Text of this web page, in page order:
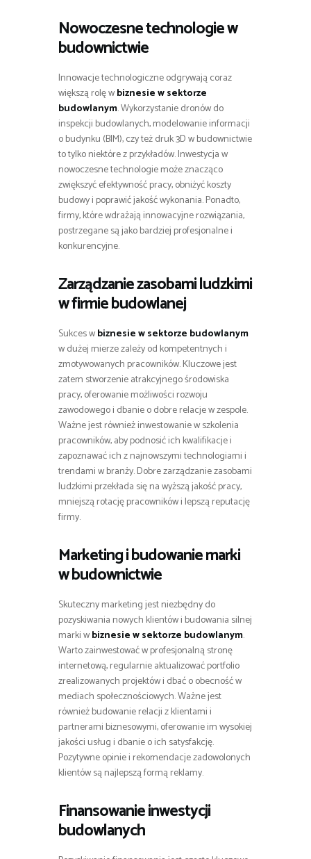
Nowoczesne technologie w
budownictwie
Innowacje technologiczne odgrywają coraz
większą rolę wbiznesie w sektorze
budowlanym. Wykorzystanie dronów do
inspekcji budowlanych, modelowanie informacji
o budynku (BIM), czy też druk 3D w budownictwie
to tylko niektóre z przykładów. Inwestycja w
nowoczesne technologie może znacząco
zwiększyć efektywność pracy, obniżyć koszty
budowy i poprawić jakość wykonania. Ponadto,
firmy, które wdrażają innowacyjne rozwiązania,
postrzegane są jako bardziej profesjonalne i
konkurencyjne.
Zarządzanie zasobami ludzkimi
w firmie budowlanej
Sukces wbiznesie w sektorze budowlanym
w dużej mierze zależy od kompetentnych i
zmotywowanych pracowników. Kluczowe jest
zatem stworzenie atrakcyjnego środowiska
pracy, oferowanie możliwości rozwoju
zawodowego i dbanie o dobre relacje w zespole.
Ważne jest również inwestowanie w szkolenia
pracowników, aby podnosić ich kwalifikacje i
zapoznawać ich z najnowszymi technologiami i
trendami w branży. Dobre zarządzanie zasobami
ludzkimi przekłada się na wyższą jakość pracy,
mniejszą rotację pracowników i lepszą reputację
firmy.
Marketing i budowanie marki
w budownictwie
Skuteczny marketing jest niezbędny do
pozyskiwania nowych klientów i budowania silnej
marki wbiznesie w sektorze budowlanym.
Warto zainwestować w profesjonalną stronę
internetową, regularnie aktualizować portfolio
zrealizowanych projektów i dbać o obecność w
mediach społecznościowych. Ważne jest
również budowanie relacji z klientami i
partnerami biznesowymi, oferowanie im wysokiej
jakości usług i dbanie o ich satysfakcję.
Pozytywne opinie i rekomendacje zadowolonych
klientów są najlepszą formą reklamy.
Finansowanie inwestycji
budowlanych